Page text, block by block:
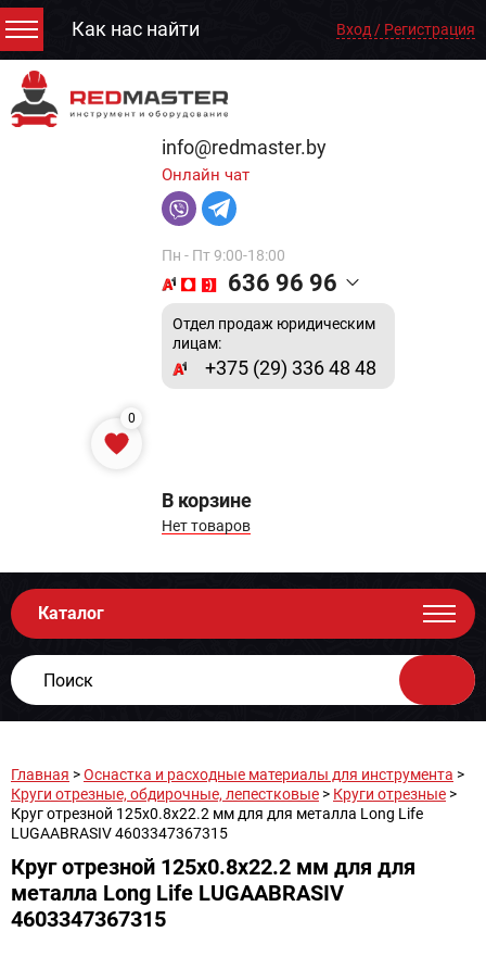
Как нас найти Вход / Регистрация
info@redmaster.by
Онлайн чат
Пн - Пт 9:00-18:00
636 96 96
Отдел продаж юридическим
лицам:
+375 (29) 336 48 48
0
В корзине
Нет товаров
Каталог
Главная >Оснастка и расходные материалы для инструмента >
Круги отрезные, обдирочные, лепестковые > Круги отрезные >
Круг отрезной 125х0.8x22.2 мм для для металла Long Life
LUGAABRASIV 4603347367315
Круг отрезной 125х0.8x22.2 мм для для
металла Long Life LUGAABRASIV
4603347367315